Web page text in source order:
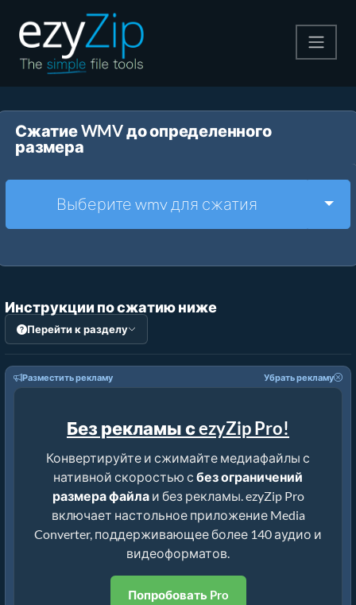
Pаспаковывайте
Другие инструменты
Сжатие WMV до определенного
размера
Выберите wmv для сжатия
Инструкции по сжатию ниже
Перейти к разделу
Разместить рекламу Убрать рекламу
Без рекламы с ezyZip Pro!
Конвертируйте и сжимайте медиафайлы с
нативной скоростью с без ограничений
размера файлаи без рекламы. ezyZip Pro
включает настольное приложение Media
Converter, поддерживающее более 140 аудио и
видеоформатов.
Попробовать Pro